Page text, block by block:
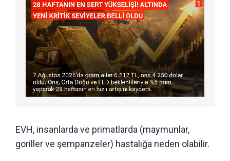
EVH, insanlarda ve primatlarda (maymunlar,
goriller ve şempanzeler) hastalığa neden olabilir.